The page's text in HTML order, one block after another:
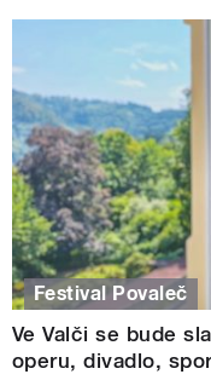
Festival Povaleč
Ve Valči se bude
operu, divadlo,